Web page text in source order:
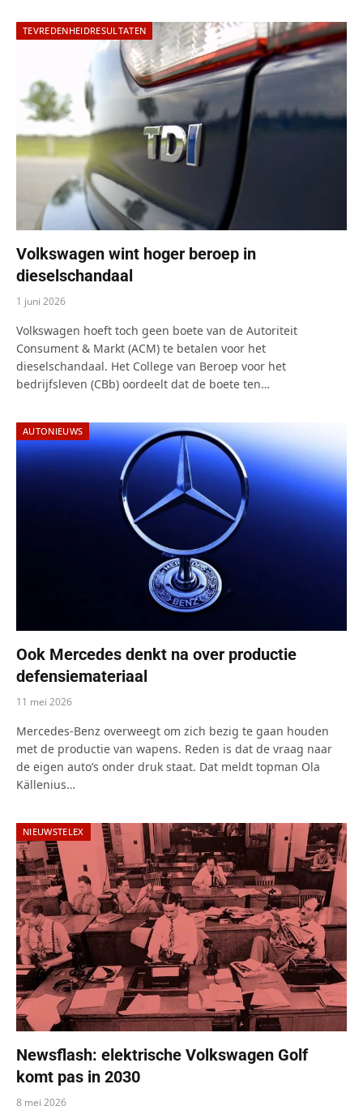
TEVREDENHEIDRESULTATEN
Volkswagen wint hoger beroep in
dieselschandaal
1 juni 2026
Volkswagen hoeft toch geen boete van de Autoriteit
Consument & Markt (ACM) te betalen voor het
dieselschandaal. Het College van Beroep voor het
bedrijfsleven (CBb) oordeelt dat de boete ten…
AUTONIEUWS
Ook Mercedes denkt na over productie
defensiemateriaal
11 mei 2026
Mercedes-Benz overweegt om zich bezig te gaan houden
met de productie van wapens. Reden is dat de vraag naar
de eigen auto’s onder druk staat. Dat meldt topman Ola
Källenius…
NIEUWSTELEX
Newsflash: elektrische Volkswagen Golf
komt pas in 2030
8 mei 2026